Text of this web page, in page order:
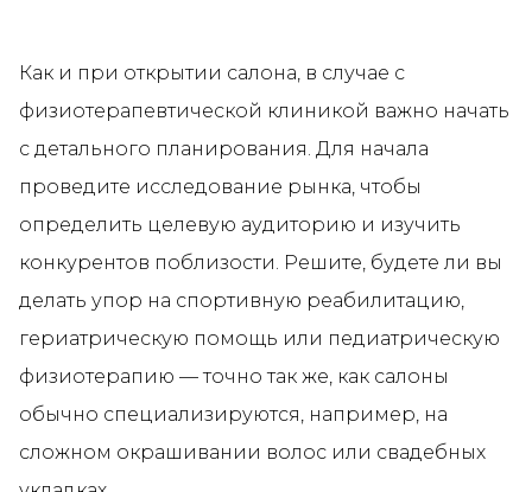
Как и при открытии салона, в случае с
физиотерапевтической клиникой важно начать
с детального планирования. Для начала
проведите исследование рынка, чтобы
определить целевую аудиторию и изучить
конкурентов поблизости. Решите, будете ли вы
делать упор на спортивную реабилитацию,
гериатрическую помощь или педиатрическую
физиотерапию — точно так же, как салоны
обычно специализируются, например, на
сложном окрашивании волос или свадебных